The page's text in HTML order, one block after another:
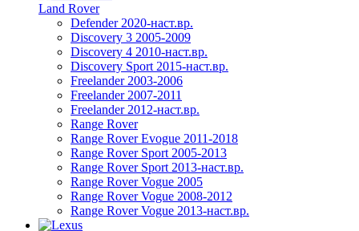
Land Rover
Defender 2020-наст.вр.
Discovery 3 2005-2009
Discovery 4 2010-наст.вр.
Discovery Sport 2015-наст.вр.
Freelander 2003-2006
Freelander 2007-2011
Freelander 2012-наст.вр.
Range Rover
Range Rover Evogue 2011-2018
Range Rover Sport 2005-2013
Range Rover Sport 2013-наст.вр.
Range Rover Vogue 2005
Range Rover Vogue 2008-2012
Range Rover Vogue 2013-наст.вр.